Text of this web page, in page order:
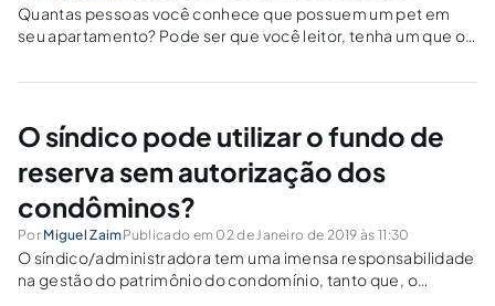
Quantas pessoas você conhece que possuem um pet em
seu apartamento? Pode ser que você leitor, tenha um que o
da família. Os dados mais recentes do IBGE, pesquisa...
O síndico pode utilizar o fundo de
reserva sem autorização dos
condôminos?
Por Miguel ZaimPublicado em 02 de Janeiro de 2019 às 11:30
O síndico/administradora tem uma imensa responsabilidade
na gestão do patrimônio do condomínio, tanto que, o